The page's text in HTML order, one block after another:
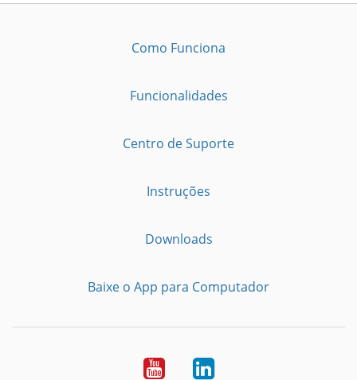
Como Funciona
Funcionalidades
Centro de Suporte
Instruções
Downloads
Baixe o App para Computador
YoutubeLinkedIn